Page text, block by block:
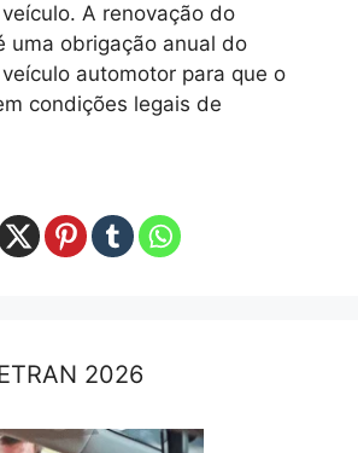
A renovação do
uma obrigação anual do
automotor para que o
condições legais de
2026